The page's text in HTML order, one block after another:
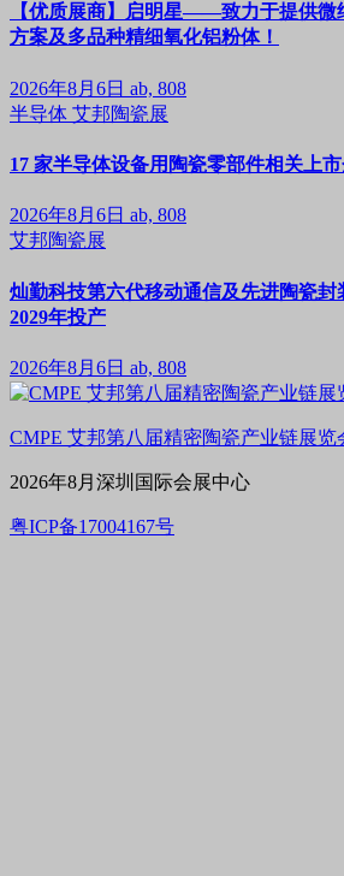
【优质展商】启明星——致力于提供微
方案及多品种精细氧化铝粉体！
2026年8月6日 ab, 808
半导体 艾邦陶瓷展
17 家半导体设备用陶瓷零部件相关上
2026年8月6日 ab, 808
艾邦陶瓷展
灿勤科技第六代移动通信及先进陶瓷
2029年投产
2026年8月6日 ab, 808
CMPE 艾邦第八届精密陶瓷产业链展览
2026年8月深圳国际会展中心
粤ICP备17004167号